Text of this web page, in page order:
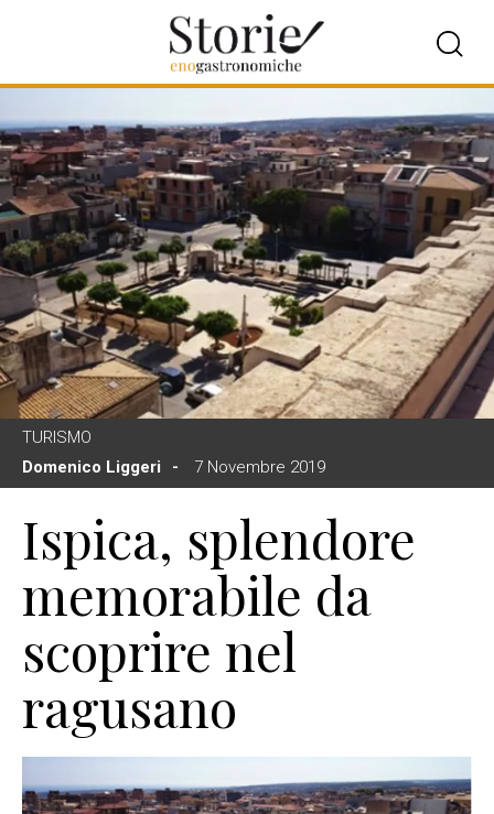
TURISMO
Domenico Liggeri
7 Novembre 2019
Ispica, splendore
memorabile da
scoprire nel
ragusano